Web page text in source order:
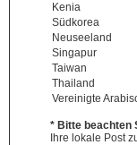
Kenia
Südkorea
Neuseeland
Singapur
Taiwan
Thailand
Vereinigte
* Bitte beachten
Ihre lokale Post